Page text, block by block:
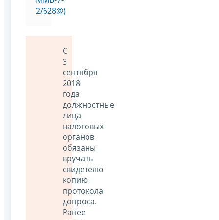
2/628@)
С
3
сентября
2018
года
должностные
лица
налоговых
органов
обязаны
вручать
свидетелю
копию
протокола
допроса.
Ранее